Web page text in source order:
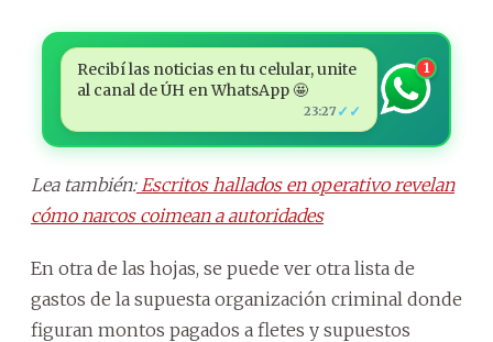
Recibí las noticias en tu celular, unite
al canal de ÚH en WhatsApp 🤩
23:27 ✓✓
1
Lea también:Escritos hallados en operativo revelan
cómo narcos coimean a autoridades
En otra de las hojas, se puede ver otra lista de
gastos de la supuesta organización criminal donde
figuran montos pagados a fletes y supuestos